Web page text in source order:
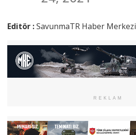
Editör :SavunmaTR Haber Merkezi
REKLAM